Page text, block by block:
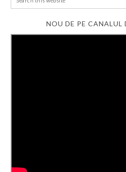
NOU DE PE CANALUL